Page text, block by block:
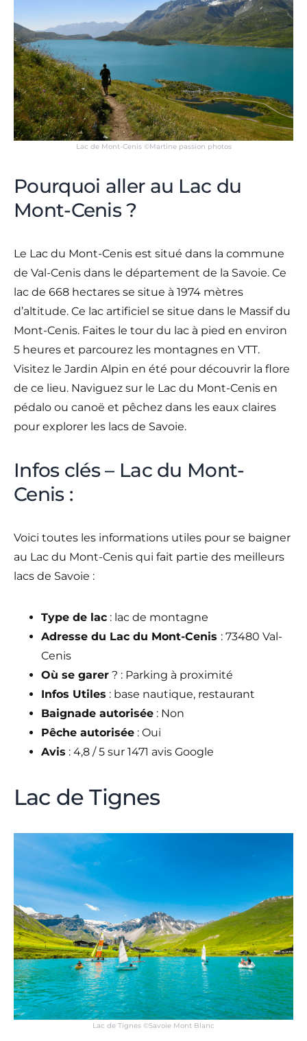
Lac de Mont-Cenis ©Martine passion photos
Pourquoi aller au Lac du
Mont-Cenis ?
Le Lac du Mont-Cenis est situé dans la commune
de Val-Cenis dans le département de la Savoie. Ce
lac de 668 hectares se situe à 1974 mètres
d’altitude. Ce lac artificiel se situe dans le Massif du
Mont-Cenis. Faites le tour du lac à pied en environ
5 heures et parcourez les montagnes en VTT.
Visitez le Jardin Alpin en été pour découvrir la flore
de ce lieu. Naviguez sur le Lac du Mont-Cenis en
pédalo ou canoë et pêchez dans les eaux claires
pour explorer les lacs de Savoie.
Infos clés – Lac du Mont-
Cenis :
Voici toutes les informations utiles pour se baigner
au Lac du Mont-Cenis qui fait partie des meilleurs
lacs de Savoie :
Type de lac : lac de montagne
Adresse du Lac du Mont-Cenis : 73480 Val-
Cenis
Où se garer ? : Parking à proximité
Infos Utiles : base nautique, restaurant
Baignade autorisée : Non
Pêche autorisée : Oui
Avis : 4,8 / 5 sur 1471 avis Google
Lac de Tignes
Lac de Tignes ©Savoie Mont Blanc